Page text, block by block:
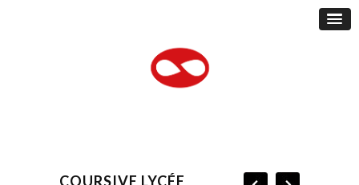
COURSIVE LYCÉE